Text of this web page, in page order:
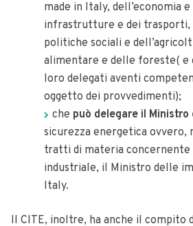
made in Italy, dell’economia
infrastrutture e dei trasporti,
politiche sociali e
alimentare e delle foreste( e
loro delegati aventi
oggetto dei provvedimenti);
che può delegare il Ministro
sicurezza energetica ovvero,
tratti di materia concernente
industriale, il Ministro delle
Italy.
Il CITE, inoltre, ha anche il compito